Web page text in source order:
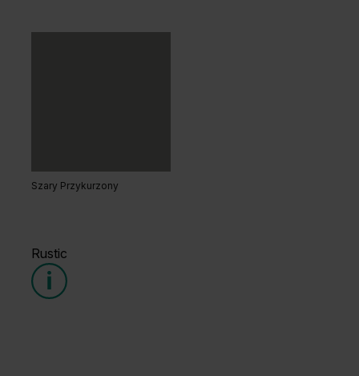
Orzech Naturalny
Szary Przykurzony
Rustic